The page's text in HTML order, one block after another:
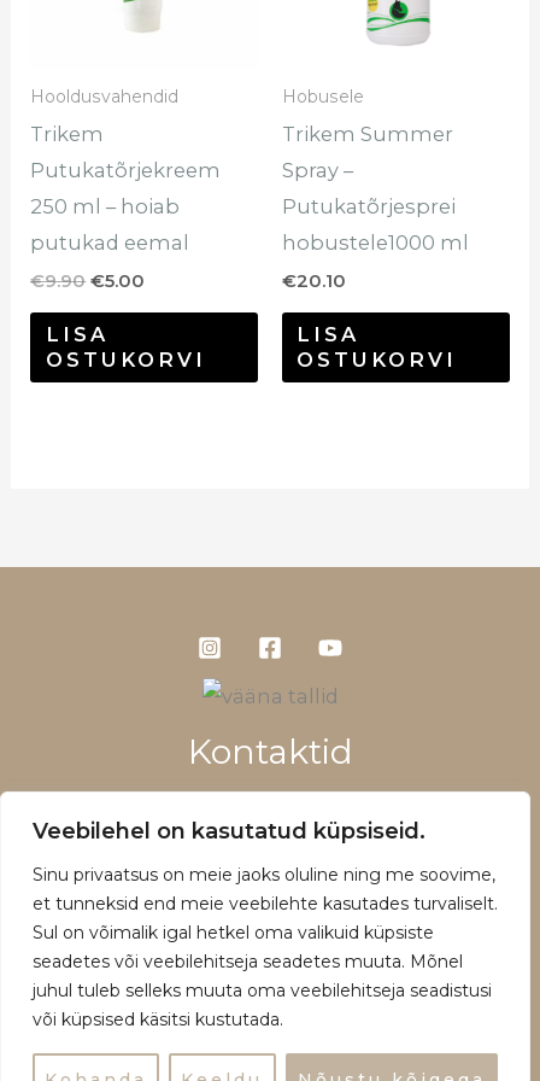
Veebilehel on kasutatud küpsiseid.
Sinu privaatsus on meie jaoks oluline ning me soovime,
et tunneksid end meie veebilehte kasutades turvaliselt.
Sul on võimalik igal hetkel oma valikuid küpsiste
seadetes või veebilehitseja seadetes muuta. Mõnel
juhul tuleb selleks muuta oma veebilehitseja seadistusi
või küpsised käsitsi kustutada.
Hooldusvahendid
Trikem
Putukatõrjekreem
250 ml – hoiab
putukad eemal
€9.90 €5.00
LISA
OSTUKORVI
Hobusele
Trikem Summer
Spray –
Putukatõrjesprei
hobustele1000 ml
€20.10
LISA
OSTUKORVI
Kontaktid
+372 5660 1028
Müügitingimused ja privaatsuspoliitika
Copyright © 2026 | Powered by Vääna Tallid